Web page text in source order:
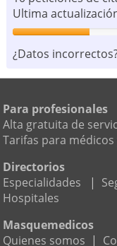
Ultima
¿Datos
Para profesionales
Alta gratuita de
Tarifas para médicos
Directorios
Especialidades
|
Hospitales
Masquemedicos
Quienes somos |